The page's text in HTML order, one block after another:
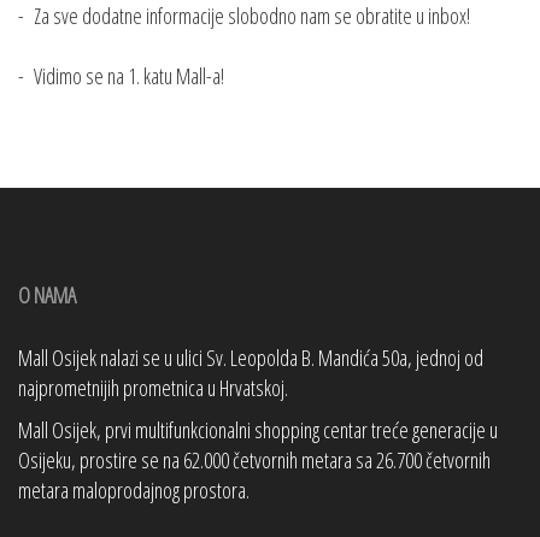
- Za sve dodatne informacije slobodno nam se obratite u inbox!
- Vidimo se na 1. katu Mall-a!
O NAMA
Mall Osijek nalazi se u ulici Sv. Leopolda B. Mandića 50a, jednoj od
najprometnijih prometnica u Hrvatskoj.
Mall Osijek, prvi multifunkcionalni shopping centar treće generacije u
Osijeku, prostire se na 62.000 četvornih metara sa 26.700 četvornih
metara maloprodajnog prostora.